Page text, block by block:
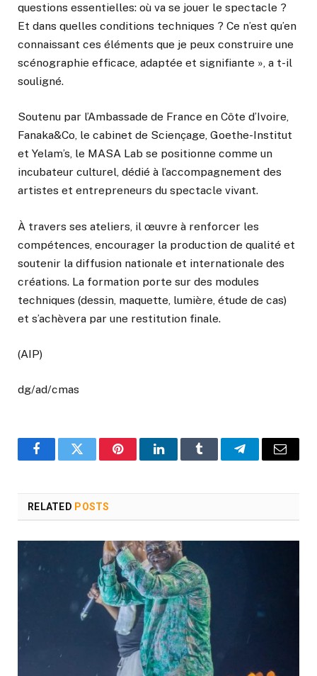
questions essentielles: où va se jouer le spectacle ?
Et dans quelles conditions techniques ? Ce n’est qu’en
connaissant ces éléments que je peux construire une
scénographie efficace, adaptée et signifiante », a t-il
souligné.
Soutenu par l’Ambassade de France en Côte d’Ivoire,
Fanaka&Co, le cabinet de Sciençage, Goethe-Institut
et Yelam’s, le MASA Lab se positionne comme un
incubateur culturel, dédié à l’accompagnement des
artistes et entrepreneurs du spectacle vivant.
À travers ses ateliers, il œuvre à renforcer les
compétences, encourager la production de qualité et
soutenir la diffusion nationale et internationale des
créations. La formation porte sur des modules
techniques (dessin, maquette, lumière, étude de cas)
et s’achèvera par une restitution finale.
(AIP)
dg/ad/cmas
FacebookTwitter PinterestLinkedInTumblr TelegramEmail
RELATED POSTS